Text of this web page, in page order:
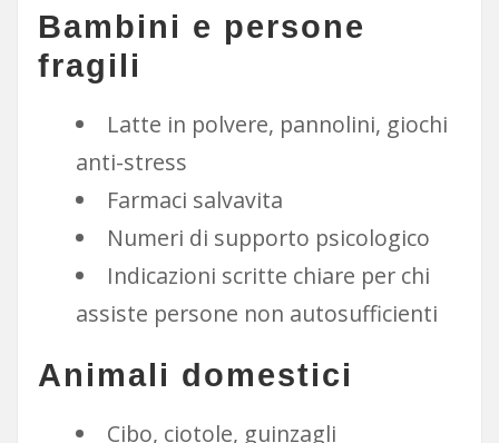
Bambini e persone
fragili
Latte in polvere, pannolini, giochi
anti-stress
Farmaci salvavita
Numeri di supporto psicologico
Indicazioni scritte chiare per chi
assiste persone non autosufficienti
Animali domestici
Cibo, ciotole, guinzagli